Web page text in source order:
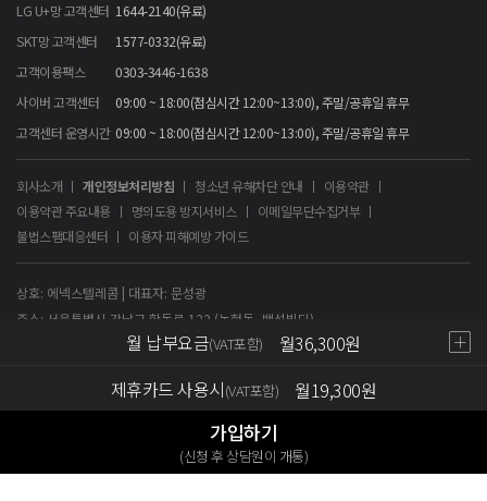
월 납부요금(VAT포함) 월36,300원
제휴카드 사용시(VAT포함) 월19,300원
가입하기
(신청 후 상담원이 개통)
LG U+망 고객센터 1644-2140(유료)
SKT망 고객센터
1577-0332(유료)
고객이용팩스
0303-3446-1638
사이버 고객센터
09:00 ~ 18:00(점심시간 12:00~13:00), 주말/공휴일 휴무
고객센터 운영시간 09:00 ~ 18:00(점심시간 12:00~13:00), 주말/공휴일 휴무
회사소개 개인정보처리방침 청소년 유해차단 안내
이용약관
이용약관 주요내용
명의도용 방지서비스
이메일무단수집거부
불법스팸대응센터
이용자 피해예방 가이드
상호: 에넥스텔레콤 | 대표자: 문성광
주소: 서울특별시 강남구 학동로 122 (논현동, 백석빌딩)
사업자등록번호: 120-86-60757 | 통신판매신고번호: 제 강남-8780호
Copyright 2009 by Annextelecom co., LTD.ALL rights reserved